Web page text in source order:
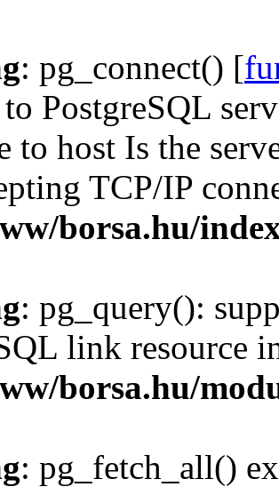
: pg_connect() [
PostgreSQL
to host Is the
TCP/IP
borsa.hu/
: pg_query():
link resource
borsa.hu/
: pg_fetch_all()